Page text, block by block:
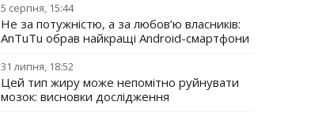
5 серпня, 15:44
Не за потужністю, а за любов’ю власників:
AnTuTu обрав найкращі Android-смартфони
31 липня, 18:52
Цей тип жиру може непомітно руйнувати
мозок: висновки дослідження